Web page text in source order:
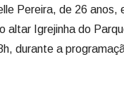
Pereira, de 26
altar Igrejinha do
durante a